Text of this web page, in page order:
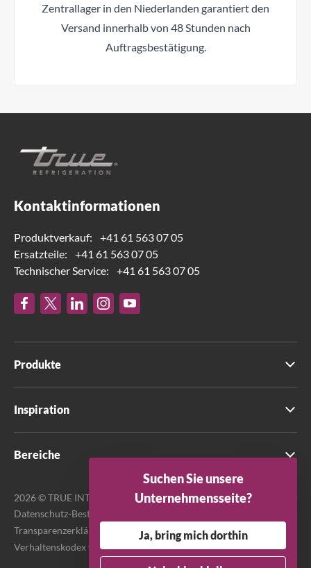
Zentrallager in den Niederlanden garantiert den
Versand innerhalb von 48 Stunden nach
Auftragsbestätigung.
Kontaktinformationen
Produktverkauf:
+41 61 563 07 05
Ersatzteile:
+41 61 563 07 05
Technischer Service:
+41 61 563 07 05
Produkte
Inspiration
Bereiche
2026 © TRUE INTERNATIONAL GmbH. Alle Rechte vorbehalten.
Datenschutz-Bestimmungen
Transparenzerklärung zum Modern Slavery Act
Verhaltenskodex für LieferantenTerms & Bedingungen
Suchen Sie unsere
Unternehmensseite?
Ja, bring mich dorthin